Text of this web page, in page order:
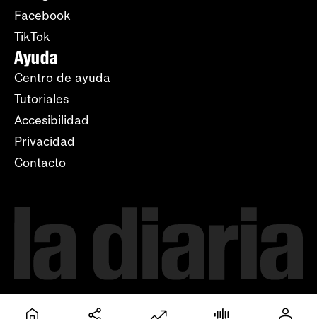
Facebook
TikTok
Ayuda
Centro de ayuda
Tutoriales
Accesibilidad
Privacidad
Contacto